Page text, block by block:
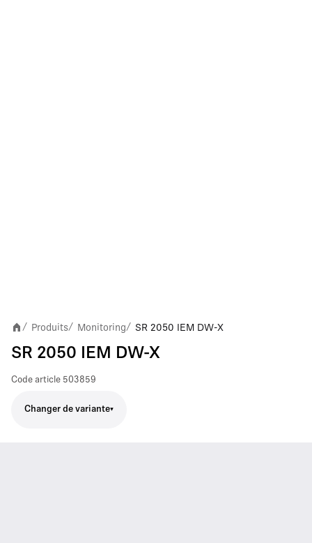
/ Produits/ Monitoring/ SR 2050 IEM DW-X
SR 2050 IEM DW-X
Code article 503859
Changer de variante